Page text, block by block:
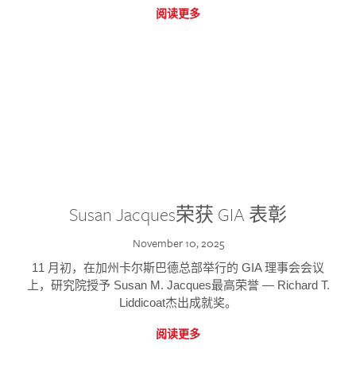
阅读更多
Susan Jacques荣获 GIA 表彰
November 10, 2025
11 月初，在加州卡尔斯巴德总部举行的 GIA 理事会会议
上，研究院授予 Susan M. Jacques最高荣誉 — Richard T.
Liddicoat杰出成就奖。
阅读更多